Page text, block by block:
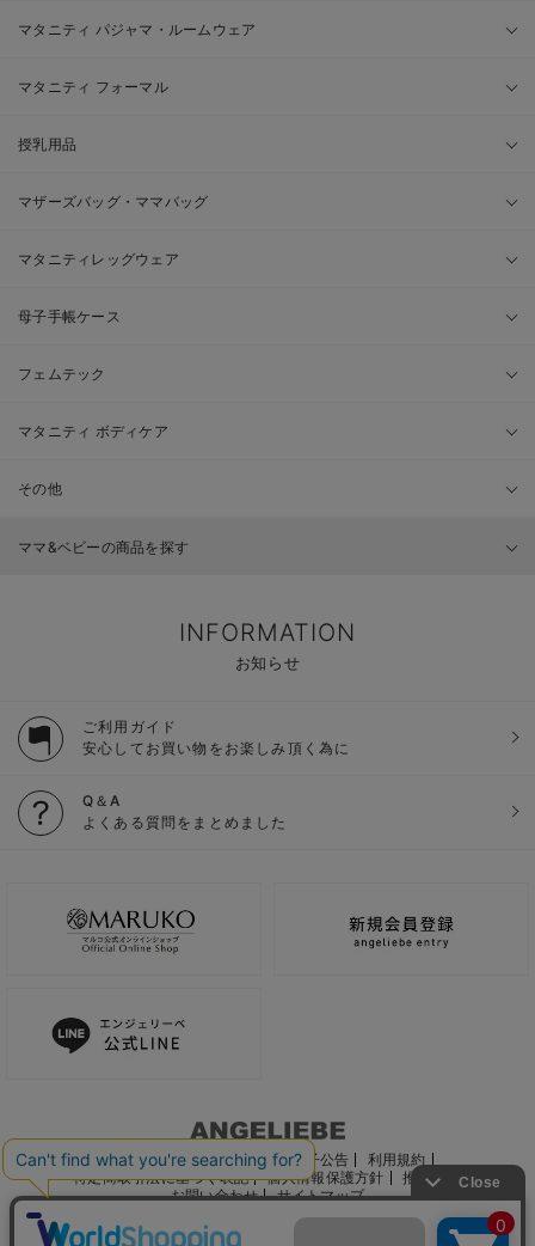
マタニティ パジャマ・ルームウェア
マタニティ フォーマル
授乳用品
マザーズバッグ・ママバッグ
マタニティレッグウェア
母子手帳ケース
フェムテック
マタニティ ボディケア
その他
ママ&ベビーの商品を探す
INFORMATION
お知らせ
ご利用ガイド
安心してお買い物をお楽しみ頂く為に
Q＆A
よくある質問をまとめました
ご利用ガイド 会社概要 電子公告
利用規約
特定商取引法に基づく表記
個人情報保護方針
推奨環境
お問い合わせ
サイトマップ